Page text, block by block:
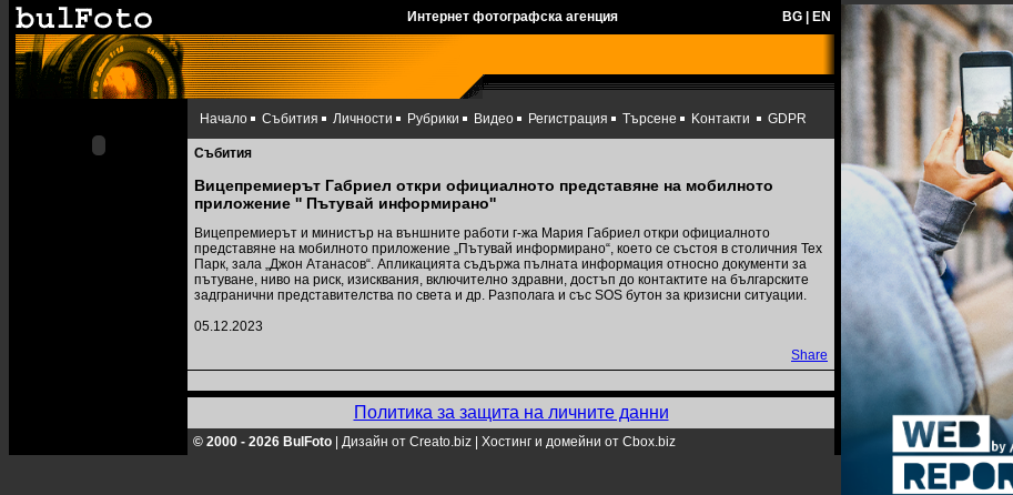
Интернет фотографска агенция BG EN
Начало Събития Личности Рубрики Видео Регистрация Търсене Kонтакти GDPR
Събития
Вицепремиерът Габриел откри официалното представяне на мобилното
приложение '' Пътувай информирано''
Вицепремиерът и министър на външните работи г-жа Мария Габриел откри официалното
представяне на мобилното приложение „Пътувай информирано“, което се състоя в столичния Тех
Парк, зала „Джон Атанасов“. Апликацията съдържа пълната информация относно документи за
пътуване, ниво на риск, изисквания, включително здравни, достъп до контактите на българските
задгранични представителства по света и др. Разполага и със SOS бутон за кризисни ситуации.
05.12.2023
Share
Политика за защита на личните данни
© 2000 - 2026 BulFoto Дизайн от Creato.biz Хостинг и домейни от Cbox.biz